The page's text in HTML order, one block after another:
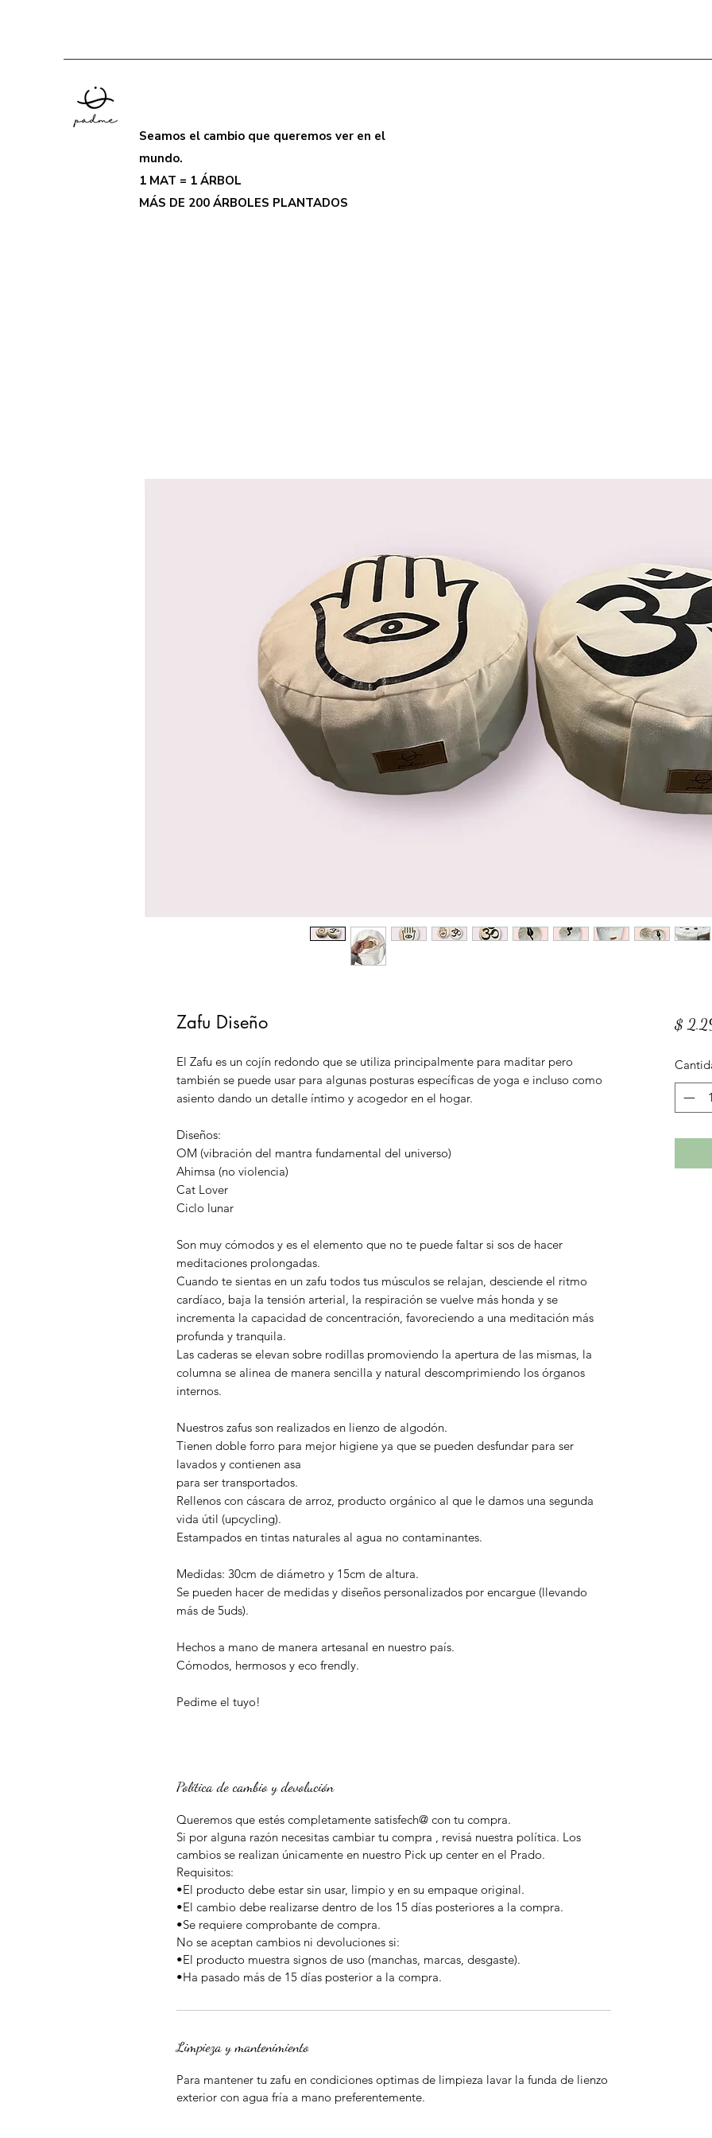
Seamos el cambio que queremos ver en el
mundo.
1 MAT = 1 ÁRBOL
MÁS DE 200 ÁRBOLES PLANTADOS
Zafu Diseño
El Zafu es un cojín redondo que se utiliza principalmente para maditar pero
también se puede usar para algunas posturas específicas de yoga e incluso como
asiento dando un detalle íntimo y acogedor en el hogar.
Diseños:
OM (vibración del mantra fundamental del universo)
Ahimsa (no violencia)
Cat Lover
Ciclo lunar
Son muy cómodos y es el elemento que no te puede faltar si sos de hacer
meditaciones prolongadas.
Cuando te sientas en un zafu todos tus músculos se relajan, desciende el ritmo
cardíaco, baja la tensión arterial, la respiración se vuelve más honda y se
incrementa la capacidad de concentración, favoreciendo a una meditación más
profunda y tranquila.
Las caderas se elevan sobre rodillas promoviendo la apertura de las mismas, la
columna se alinea de manera sencilla y natural descomprimiendo los órganos
internos.
Nuestros zafus son realizados en lienzo de algodón.
Tienen doble forro para mejor higiene ya que se pueden desfundar para ser
lavados y contienen asa
para ser transportados.
Rellenos con cáscara de arroz, producto orgánico al que le damos una segunda
vida útil (upcycling).
Estampados en tintas naturales al agua no contaminantes.
Medidas: 30cm de diámetro y 15cm de altura.
Se pueden hacer de medidas y diseños personalizados por encargue (llevando
más de 5uds).
Hechos a mano de manera artesanal en nuestro país.
Cómodos, hermosos y eco frendly.
Pedime el tuyo!
Política de cambio y devolución
Queremos que estés completamente satisfech@ con tu compra.
Si por alguna razón necesitas cambiar tu compra , revisá nuestra política. Los
cambios se realizan únicamente en nuestro Pick up center en el Prado.
Requisitos:
•El producto debe estar sin usar, limpio y en su empaque original.
•El cambio debe realizarse dentro de los 15 días posteriores a la compra.
•Se requiere comprobante de compra.
No se aceptan cambios ni devoluciones si:
•El producto muestra signos de uso (manchas, marcas, desgaste).
•Ha pasado más de 15 días posterior a la compra.
Limpieza y mantenimiento
Para mantener tu zafu en condiciones optimas de limpieza lavar la funda de lienzo
exterior con agua fría a mano preferentemente.
$